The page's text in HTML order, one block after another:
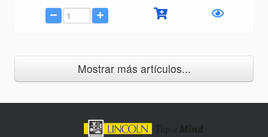
Mostrar más artículos...